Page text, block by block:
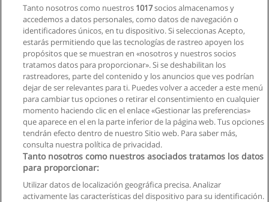
Tanto nosotros como nuestros 1017socios almacenamos y
accedemos a datos personales, como datos de navegación o
identificadores únicos, en tu dispositivo. Si seleccionas Acepto,
estarás permitiendo que las tecnologías de rastreo apoyen los
propósitos que se muestran en «nosotros y nuestros socios
tratamos datos para proporcionar». Si se deshabilitan los
rastreadores, parte del contenido y los anuncios que ves podrían
dejar de ser relevantes para ti. Puedes volver a acceder a este menú
para cambiar tus opciones o retirar el consentimiento en cualquier
momento haciendo clic en el enlace «Gestionar las preferencias»
que aparece en el en la parte inferior de la página web. Tus opciones
tendrán efecto dentro de nuestro Sitio web. Para saber más,
consulta nuestra política de privacidad.
Tanto nosotros como nuestros asociados tratamos los datos
para proporcionar:
Utilizar datos de localización geográfica precisa. Analizar
activamente las características del dispositivo para su identificación.